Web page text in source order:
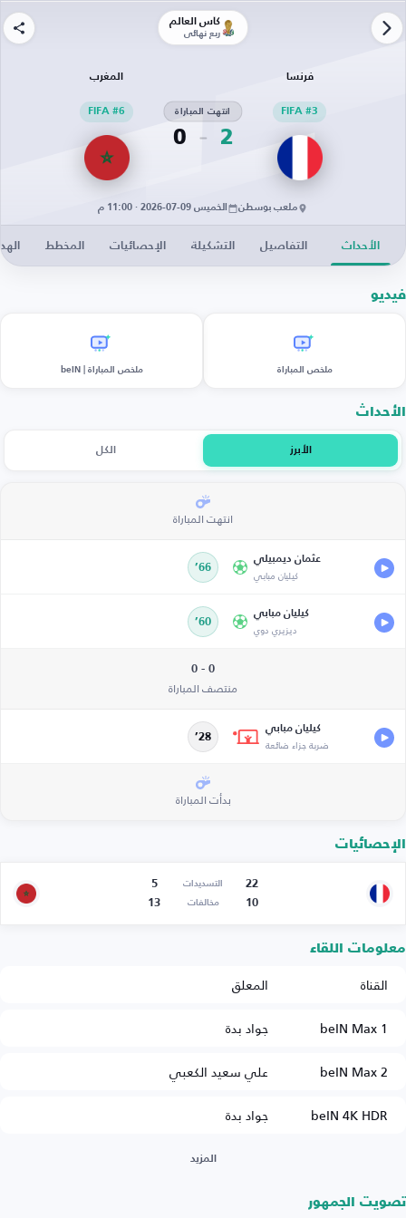
كأس العالم
ربع نهائي
فرنسا
FIFA #3
2
انتهت المباراة
0
المغرب
FIFA #6
ملعب بوسطن الخميس 09-07-2026 · 11:00 م
الأحداث التفاصيل التشكيلة الإحصائيات المخطط
فيديو
ملخص المباراة ملخص المباراة | beIN
الأحداث
الأبرز الكل
انتهت المباراة
عثمان ديمبيلي
كيليان مبابي 66’
كيليان مبابي
ديزيري دوي 60’
0 - 0
منتصف المباراة
كيليان مبابي
ضربة جزاء ضائعة 28’
بدأت المباراة
الإحصائيات
22 التسديدات
5
10
مخالفات 13
معلومات اللقاء
القناة
المعلق
beIN Max 1
جواد بدة
beIN Max 2
علي سعيد الكعبي
beIN 4K HDR
جواد بدة
المزيد
تصويت الجمهور